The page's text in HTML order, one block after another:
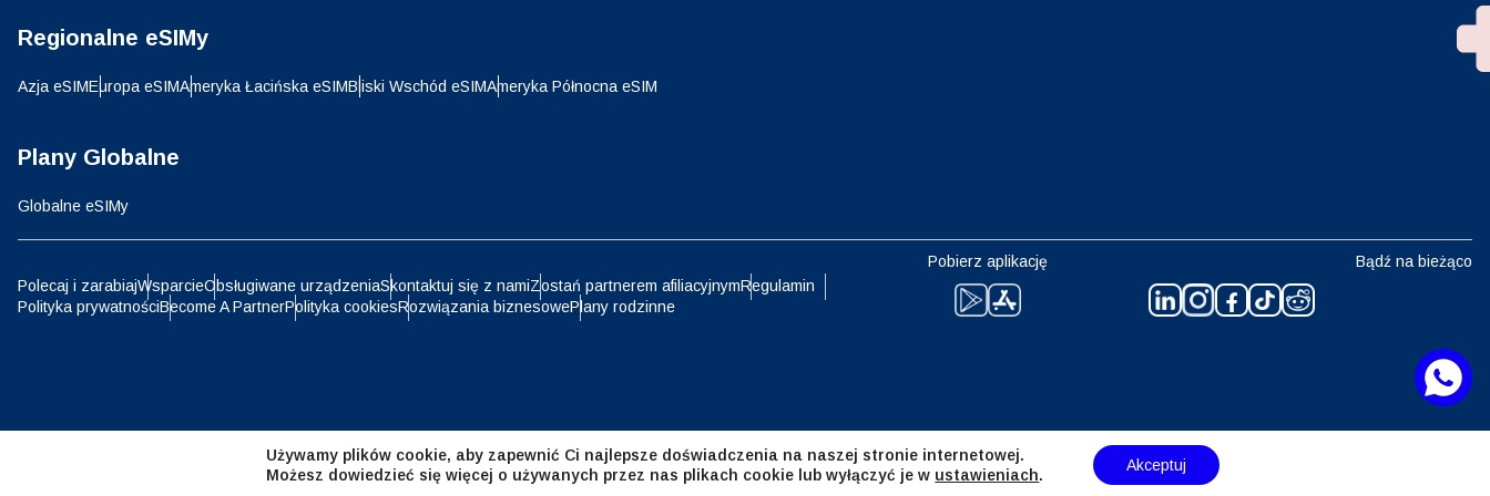
Regionalne eSIMy
Azja eSIMEuropa eSIMAmeryka Łacińska eSIMBliski Wschód eSIMAmeryka Północna eSIM
Plany Globalne
Globalne eSIMy
Polecaj i zarabiajWsparcieObsługiwane urządzeniaSkontaktuj się z namiZostań partnerem afiliacyjnymRegulamin
Polityka prywatnościBecome A PartnerPolityka cookiesRozwiązania biznesowePlany rodzinne
Pobierz aplikację Bądź na bieżąco
Português
简体中文 繁體中文
CAD - Dolar Kanadyjski
CHF - Frank Szwajcarski NZD - Dolar Nowozelandzki
Używamy plików cookie, aby zapewnić Ci najlepsze doświadczenia na naszej stronie internetowej.
Możesz dowiedzieć się więcej o używanych przez nas plikach cookie lub wyłączyć je w ustawieniach.
Akceptuj